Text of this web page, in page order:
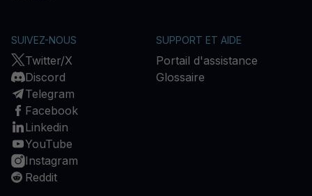
SUIVEZ-NOUS
Twitter/X
Discord
Telegram
Facebook
Linkedin
YouTube
Instagram
Reddit
SUPPORT ET AIDE
Portail d'assistance
Glossaire